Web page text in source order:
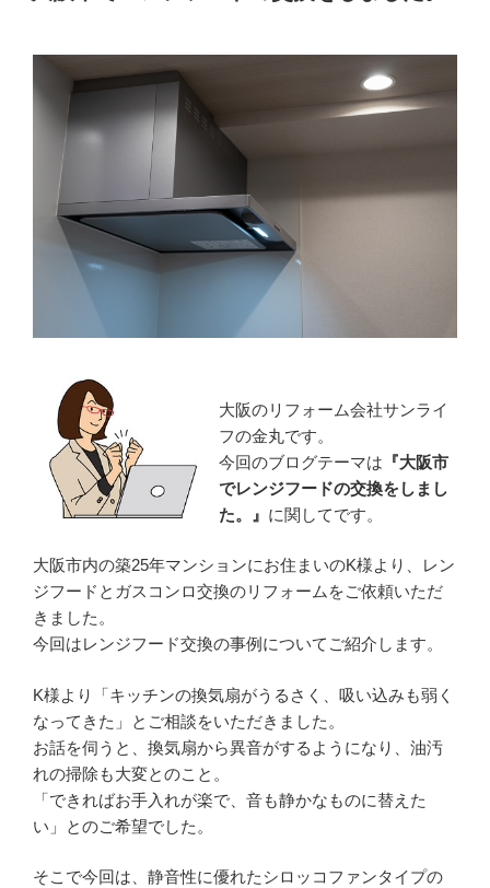
大阪のリフォーム会社サンライ
フの金丸です。
今回のブログテーマは 『大阪市
でレンジフードの交換をしまし
た。』 に関してです。
大阪市内の築25年マンションにお住まいのK様より、レン
ジフードとガスコンロ交換のリフォームをご依頼いただ
きました。
今回はレンジフード交換の事例についてご紹介します。
K様より「キッチンの換気扇がうるさく、吸い込みも弱く
なってきた」とご相談をいただきました。
お話を伺うと、換気扇から異音がするようになり、油汚
れの掃除も大変とのこと。
「できればお手入れが楽で、音も静かなものに替えた
い」とのご希望でした。
そこで今回は、静音性に優れたシロッコファンタイプの